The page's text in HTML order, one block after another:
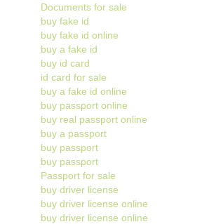
Documents for sale
buy fake id
buy fake id online
buy a fake id
buy id card
id card for sale
buy a fake id online
buy passport online
buy real passport online
buy a passport
buy passport
buy passport
Passport for sale
buy driver license
buy driver license online
buy driver license online